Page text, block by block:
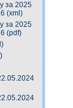
за 2025
(xml)
за 2025
(pdf)